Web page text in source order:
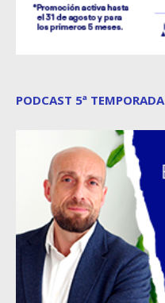
PODCAST 5ª TEMPORADA